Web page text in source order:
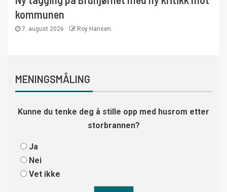
kommunen
7. august 2026 Roy Hansen
MENINGSMÅLING
Kunne du tenke deg å stille opp med husrom etter
storbrannen?
Ja
Nei
Vet ikke